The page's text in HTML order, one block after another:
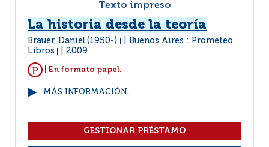
Texto impreso
La historia desde la teoría
Brauer, Daniel (1950-)
Buenos Aires : Prometeo
Libros
2009
| En formato papel.
MÁS INFORMACIÓN...